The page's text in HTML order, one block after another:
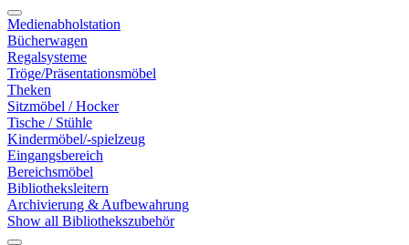
Medienabholstation
Bücherwagen
Regalsysteme
Tröge/Präsentationsmöbel
Theken
Sitzmöbel / Hocker
Tische / Stühle
Kindermöbel/-spielzeug
Eingangsbereich
Bereichsmöbel
Bibliotheksleitern
Archivierung & Aufbewahrung
Show all Bibliothekszubehör